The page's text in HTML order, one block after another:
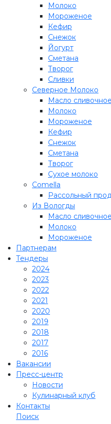
Молоко
Мороженое
Кефир
Снежок
Йогурт
Сметана
Творог
Сливки
Северное Молоко
Масло сливочное
Молоко
Мороженое
Кефир
Снежок
Сметана
Творог
Сухое молоко
Comеlla
Рассольный
Из Вологды
Масло сливочное
Молоко
Мороженое
Партнерам
Тендеры
2024
2023
2022
2021
2020
2019
2018
2017
2016
Вакансии
Пресс-центр
Новости
Кулинарный клуб
Контакты
Поиск